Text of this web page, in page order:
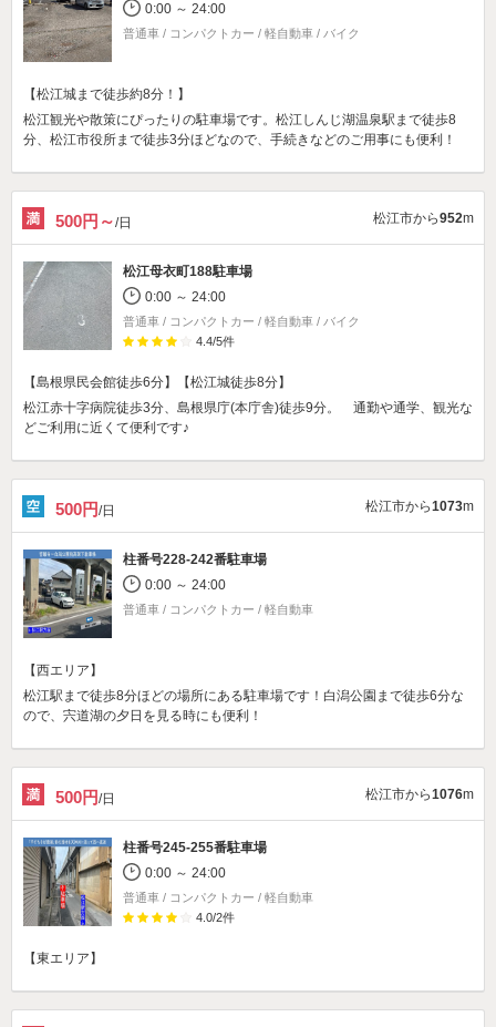
0:00 ～ 24:00
普通車 / コンパクトカー / 軽自動車 / バイク
【松江城まで徒歩約8分！】
松江観光や散策にぴったりの駐車場です。松江しんじ湖温泉駅まで徒歩8
分、松江市役所まで徒歩3分ほどなので、手続きなどのご用事にも便利！
500円～/日 松江市から952m
松江母衣町188駐車場
0:00 ～ 24:00
普通車 / コンパクトカー / 軽自動車 / バイク
4.4/5件
【島根県民会館徒歩6分】【松江城徒歩8分】
松江赤十字病院徒歩3分、島根県庁(本庁舎)徒歩9分。 通勤や通学、観光な
どご利用に近くて便利です♪
500円/日 松江市から1073m
柱番号228-242番駐車場
0:00 ～ 24:00
普通車 / コンパクトカー / 軽自動車
【西エリア】
松江駅まで徒歩8分ほどの場所にある駐車場です！白潟公園まで徒歩6分な
ので、宍道湖の夕日を見る時にも便利！
500円/日 松江市から1076m
柱番号245-255番駐車場
0:00 ～ 24:00
普通車 / コンパクトカー / 軽自動車
4.0/2件
【東エリア】